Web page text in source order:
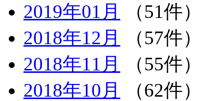
2019年01月
（51件）
2018年12月
（57件）
2018年11月
（55件）
2018年10月
（62件）